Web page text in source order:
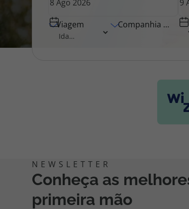
Viagem Companhia Aérea
Conheça as
primeira mão